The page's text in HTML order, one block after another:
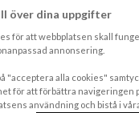
Dry Clean
Mått (HxB): 150x250 cm
över dina uppgifter
för att webbplatsen skall
annonsering.
"acceptera alla cookies"
för att förbättra navigeringen
användning och bistå i